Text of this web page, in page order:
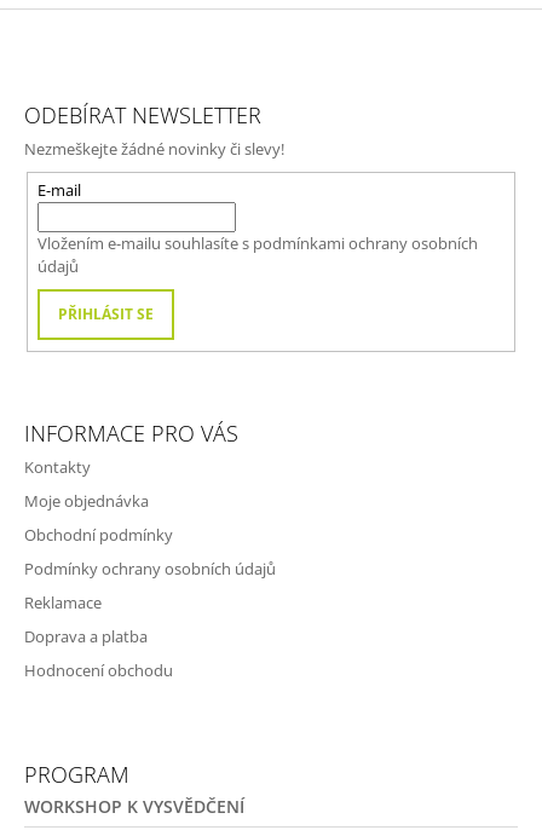
ODEBÍRAT NEWSLETTER
Nezmeškejte žádné novinky či slevy!
E-mail
Vložením e-mailu souhlasíte s podmínkami ochrany osobních
údajů
PŘIHLÁSIT SE
INFORMACE PRO VÁS
Kontakty
Moje objednávka
Obchodní podmínky
Podmínky ochrany osobních údajů
Reklamace
Doprava a platba
Hodnocení obchodu
PROGRAM
WORKSHOP K VYSVĚDČENÍ